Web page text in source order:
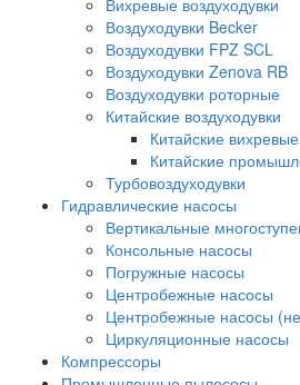
Вихревые воздуходувки
Воздуходувки Becker
Воздуходувки FPZ SCL
Воздуходувки Zenova RB
Воздуходувки роторные
Китайские воздуходувки
Китайские
Китайские
Турбовоздуходувки
Гидравлические насосы
Вертикальные
Консольные насосы
Погружные насосы
Центробежные насосы
Центробежные насосы
Циркуляционные насосы
Компрессоры